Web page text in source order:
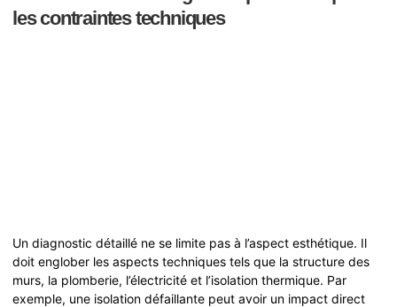
les contraintes techniques
Un diagnostic détaillé ne se limite pas à l’aspect esthétique. Il
doit englober les aspects techniques tels que la structure des
murs, la plomberie, l’électricité et l’isolation thermique. Par
exemple, une isolation défaillante peut avoir un impact direct